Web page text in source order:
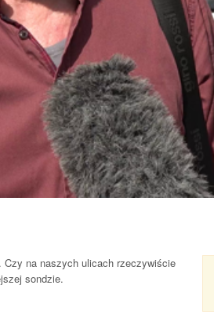
Czy na naszych ulicach rzeczywiście
sondzie.